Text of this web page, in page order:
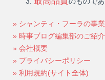
» シャンティ・フーラの事
» 時事ブログ編集部のご紹介
» 会社概要
» プライバシーポリシー
» 利用規約(サイト全体)